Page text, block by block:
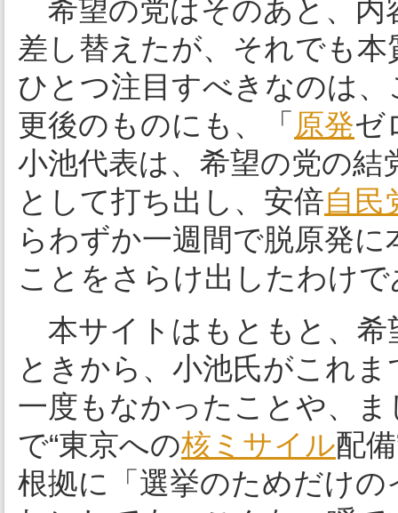
希望の党はそのあと、内
差し替えたが、それでも
ひとつ注目すべきなのは
更後のものにも、「 原発ゼ
小池代表は、希望の党の結
として打ち出し、安倍自民
らわずか一週間で脱原発
ことをさらけ出したわけ
本サイトはもともと、希
ときから、小池氏がこれ
一度もなかったことや、
で“東京への核 ミサイル配
根拠に「選挙のためだけ